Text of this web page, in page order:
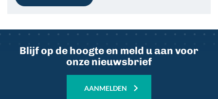
Blijf op de hoogte en meld u aan voor
onze nieuwsbrief
AANMELDEN